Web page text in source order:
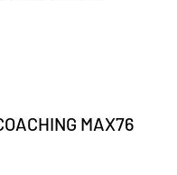
MAX76